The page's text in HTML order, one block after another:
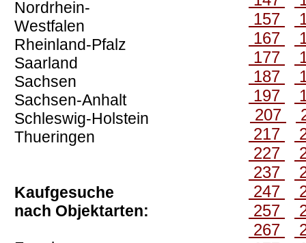
Nordrhein-
Westfalen
Rheinland-Pfalz
Saarland
Sachsen
Sachsen-Anhalt
Schleswig-Holstein
Thueringen
Kaufgesuche
nach Objektarten:
157
167
177
187
197
207
217
227
237
247
257
267